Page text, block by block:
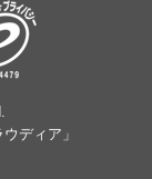
ディア」